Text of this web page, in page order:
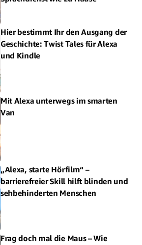
Hier bestimmt Ihr den Ausgang der
Geschichte: Twist Tales für Alexa
und Kindle
Mit Alexa unterwegs im smarten
Van
„Alexa, starte Hörfilm“ –
barrierefreier Skill hilft blinden und
sehbehinderten Menschen
Frag doch mal die Maus – Wie